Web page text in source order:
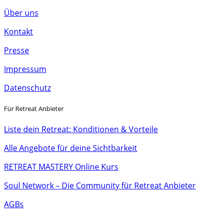
Über uns
Kontakt
Presse
Impressum
Datenschutz
Für Retreat Anbieter
Liste dein Retreat: Konditionen & Vorteile
Alle Angebote für deine Sichtbarkeit
RETREAT MASTERY Online Kurs
Soul Network – Die Community für Retreat Anbieter
AGBs